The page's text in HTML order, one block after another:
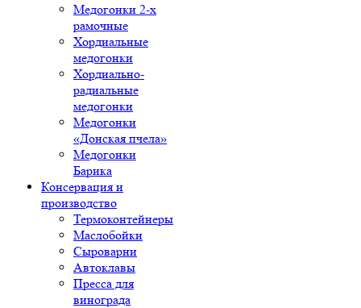
Медогонки 2-х
рамочные
Хордиальные
медогонки
Хордиально-
радиальные
медогонки
Медогонки
«Донская пчела»
Медогонки
Барика
Консервация и
производство
Термоконтейнеры
Маслобойки
Сыроварни
Автоклавы
Пресса для
винограда